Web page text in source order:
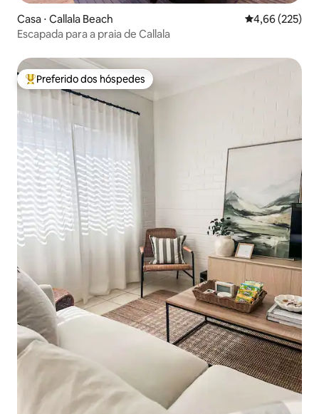
Casa ⋅ Callala Beach 4,66 de uma
4,66 (225)
Escapada para a praia de Callala
Entre os melhores preferidos dos hóspedes
Preferido dos hóspedes